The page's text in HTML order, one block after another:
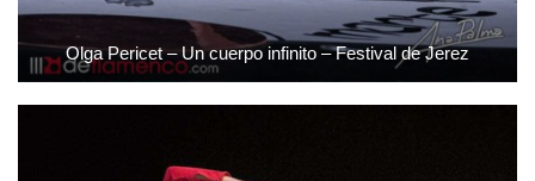
Olga Pericet – Un cuerpo infinito – Festival de Jerez